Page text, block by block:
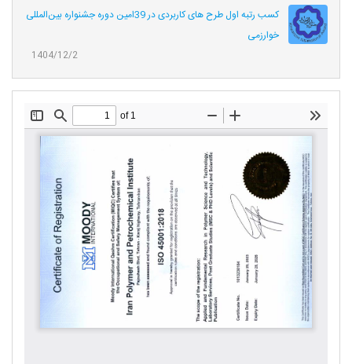
کسب رتبه اول طرح های کاربردی در 39امین دوره جشنواره بین‌المللی
خوارزمی
1404/12/2